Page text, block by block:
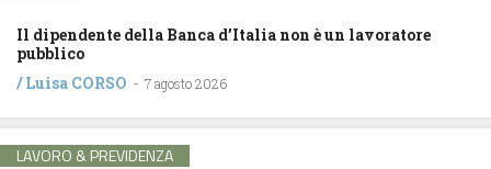
Il dipendente della Banca d’Italia non è un lavoratore
pubblico
/Luisa CORSO - 7 agosto 2026
LAVORO & PREVIDENZA